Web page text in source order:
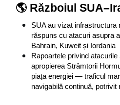
🌎 Războiul
SUA au vizat infrastructura
răspuns cu atacuri asupra
Bahrain, Kuweit și Iordania
Rapoartele privind
apropierea Strâmtorii
piața energiei — traficul
navigabilă continuă, potrivit